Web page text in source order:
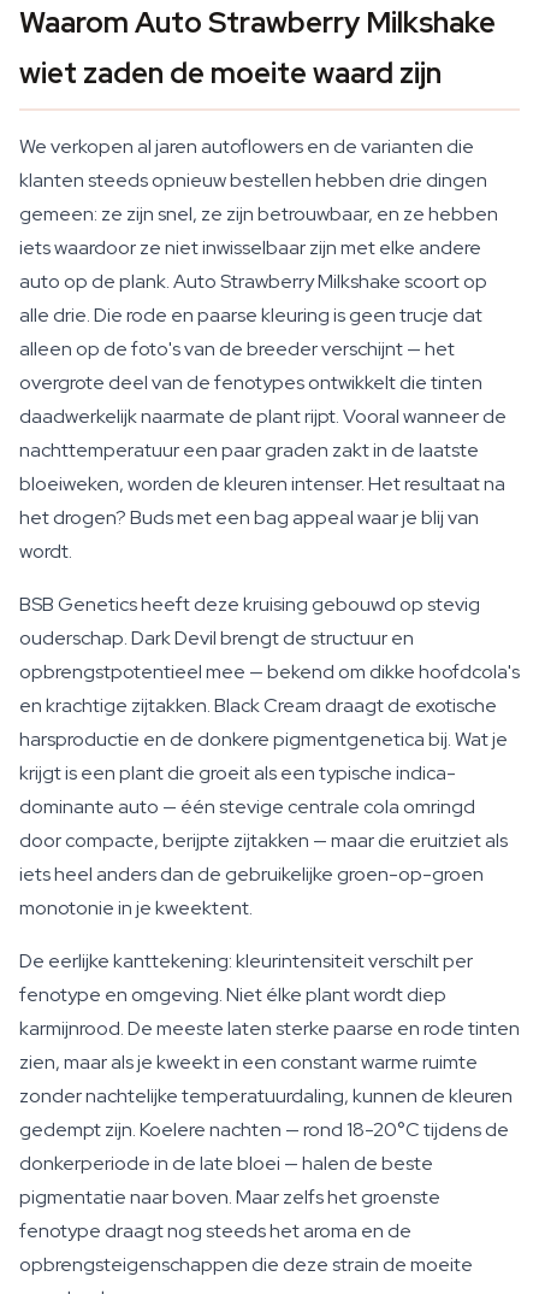
Waarom Auto Strawberry Milkshake
wiet zaden de moeite waard zijn
We verkopen al jaren autoflowers en de varianten die
klanten steeds opnieuw bestellen hebben drie dingen
gemeen: ze zijn snel, ze zijn betrouwbaar, en ze hebben
iets waardoor ze niet inwisselbaar zijn met elke andere
auto op de plank. Auto Strawberry Milkshake scoort op
alle drie. Die rode en paarse kleuring is geen trucje dat
alleen op de foto's van de breeder verschijnt — het
overgrote deel van de fenotypes ontwikkelt die tinten
daadwerkelijk naarmate de plant rijpt. Vooral wanneer de
nachttemperatuur een paar graden zakt in de laatste
bloeiweken, worden de kleuren intenser. Het resultaat na
het drogen? Buds met een bag appeal waar je blij van
wordt.
BSB Genetics heeft deze kruising gebouwd op stevig
ouderschap. Dark Devil brengt de structuur en
opbrengstpotentieel mee — bekend om dikke hoofdcola's
en krachtige zijtakken. Black Cream draagt de exotische
harsproductie en de donkere pigmentgenetica bij. Wat je
krijgt is een plant die groeit als een typische indica-
dominante auto — één stevige centrale cola omringd
door compacte, berijpte zijtakken — maar die eruitziet als
iets heel anders dan de gebruikelijke groen-op-groen
monotonie in je kweektent.
De eerlijke kanttekening: kleurintensiteit verschilt per
fenotype en omgeving. Niet élke plant wordt diep
karmijnrood. De meeste laten sterke paarse en rode tinten
zien, maar als je kweekt in een constant warme ruimte
zonder nachtelijke temperatuurdaling, kunnen de kleuren
gedempt zijn. Koelere nachten — rond 18-20°C tijdens de
donkerperiode in de late bloei — halen de beste
pigmentatie naar boven. Maar zelfs het groenste
fenotype draagt nog steeds het aroma en de
opbrengsteigenschappen die deze strain de moeite